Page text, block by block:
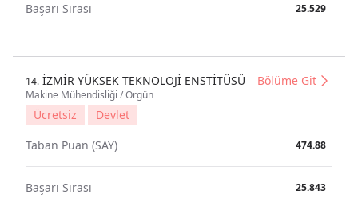
Başarı Sırası 25.529
14. İZMİR YÜKSEK TEKNOLOJİ ENSTİTÜSÜ
Makine Mühendisliği / Örgün
Bölüme Git
Ücretsiz
Devlet
Taban Puan (SAY)
474.88
Başarı Sırası 25.843